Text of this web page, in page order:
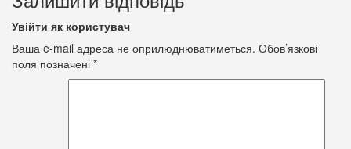
Увійти як користувач
Ваша e-mail адреса не оприлюднюватиметься. Обов’язкові
поля позначені *